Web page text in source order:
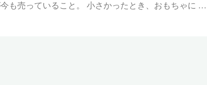
も売っていること。 小さかったとき、おもちゃに …